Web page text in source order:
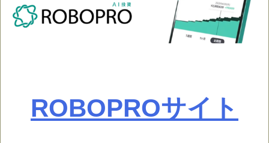
ROBOPROサイト